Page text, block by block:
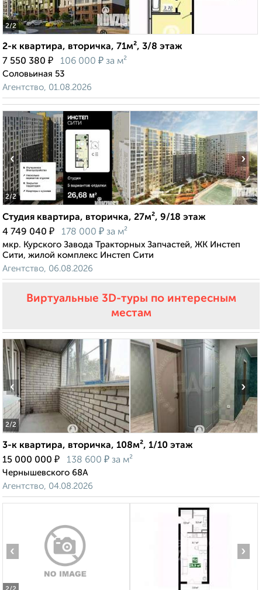
2/2
2-к квартира, вторичка, 71м², 3/8 этаж
7 550 380 ₽ 106 000 ₽ за м²
Соловьиная 53
Агентство, 01.08.2026
2/2
‹ ›
Студия квартира, вторичка, 27м², 9/18 этаж
4 749 040 ₽ 178 000 ₽ за м²
мкр. Курского Завода Тракторных Запчастей, ЖК Инстеп
Сити, жилой комплекс Инстеп Сити
Агентство, 06.08.2026
Виртуальные 3D-туры по интересным
местам
2/2
‹ ›
3-к квартира, вторичка, 108м², 1/10 этаж
15 000 000 ₽ 138 600 ₽ за м²
Чернышевского 68А
Агентство, 04.08.2026
‹ ›